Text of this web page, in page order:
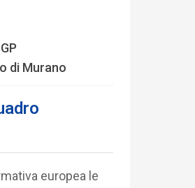
di Murano
europea le